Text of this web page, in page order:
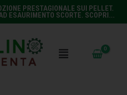
PRESTAGIONALE SUI PELLET.
ESAURIMENTO SCORTE. SCOPRI...